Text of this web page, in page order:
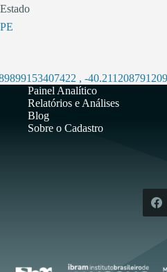
Estado
PE
, -
Painel Analítico
Relatórios e Análises
Blog
Sobre o Cadastro